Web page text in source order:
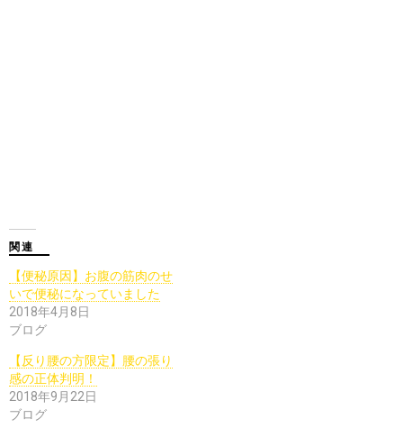
関連
【便秘原因】お腹の筋肉のせ
いで便秘になっていました
2018年4月8日
ブログ
【反り腰の方限定】腰の張り
感の正体判明！
2018年9月22日
ブログ